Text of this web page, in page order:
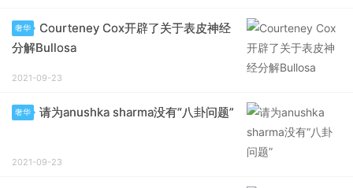
奢华
Courteney Cox开辟了关于表皮神经
分解Bullosa
2021-09-23
奢华 请为anushka sharma没有“八卦问题”
2021-09-23